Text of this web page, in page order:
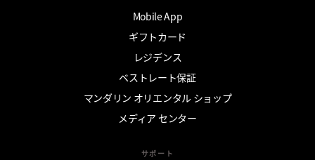
Mobile App
ギフトカード
レジデンス
ベストレート保証
マンダリン オリエンタル ショップ
メディア センター
サポート